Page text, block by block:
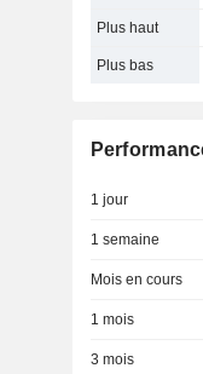
Plus haut
Plus bas
1 jour
1 semaine
Mois en cours
1 mois
3 mois